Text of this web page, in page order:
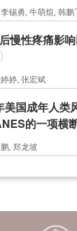
锡勇, 牛萌煊, 韩鹏
慢性疼痛影
婷, 张宏斌
国成年人类
的一项横
, 郑龙坡